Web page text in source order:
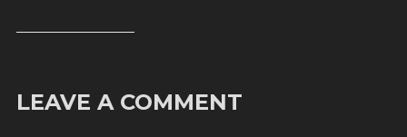
LEAVE A COMMENT